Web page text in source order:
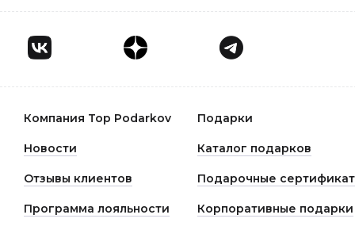
Компания Top Podarkov Подарки
Новости Каталог подарков
Отзывы клиентов Подарочные
Программа лояльности Корпоративные подарки